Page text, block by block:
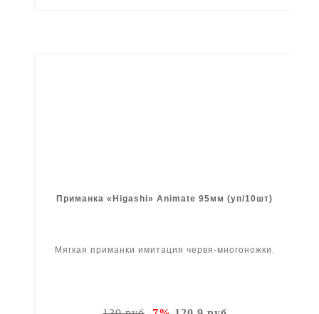
Приманка «Higashi» Animate 95мм (уп/10шт)
Мягкая приманки имитация червя-многоножки.